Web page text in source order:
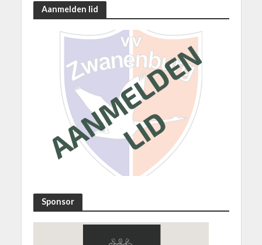
Aanmelden lid
Sponsor